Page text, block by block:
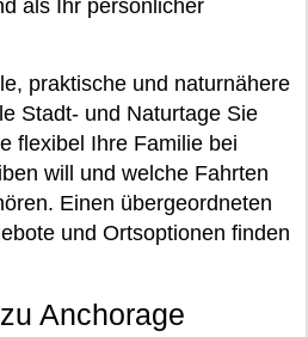
als Ihr persönlicher
praktische und naturnähere
Stadt- und Naturtage Sie
flexibel Ihre Familie bei
will und welche Fahrten
Einen übergeordneten
und Ortsoptionen finden
Anchorage